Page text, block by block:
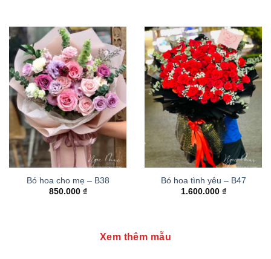
Bó hoa cho mẹ – B38
850.000 ₫
Bó hoa tình yêu – B47
1.600.000 ₫
Xem thêm mẫu